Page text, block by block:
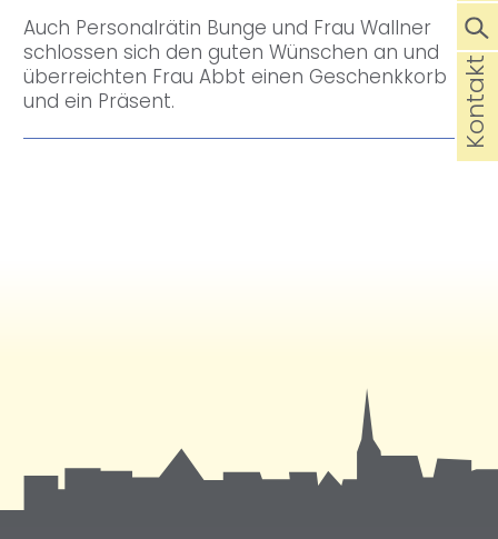
Auch Personalrätin Bunge und Frau Wallner
schlossen sich den guten Wünschen an und
überreichten Frau Abbt einen Geschenkkorb
und ein Präsent.
Kontakt